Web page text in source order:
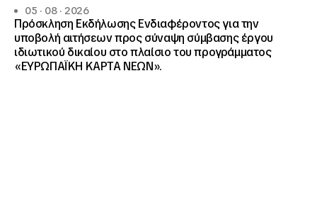
05 · 08 · 2026
Πρόσκληση Εκδήλωσης Ενδιαφέροντος για την
υποβολή αιτήσεων προς σύναψη σύμβασης έργου
ιδιωτικού δικαίου στο πλαίσιο του προγράμματος
«ΕΥΡΩΠΑΪΚΗ ΚΑΡΤΑ ΝΕΩΝ».